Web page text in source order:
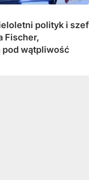
polityk i szef
Fischer,
pod wątpliwość